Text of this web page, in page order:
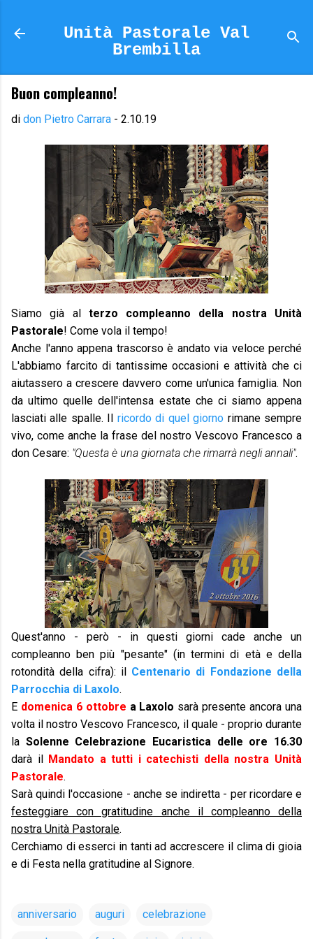
Unità Pastorale Val
Brembilla
Buon compleanno!
di don Pietro Carrara - 2.10.19
Siamo già al terzo compleanno della nostra Unità
Pastorale! Come vola il tempo!
Anche l'anno appena trascorso è andato via veloce perché
L'abbiamo farcito di tantissime occasioni e attività che ci
aiutassero a crescere davvero come un'unica famiglia. Non
da ultimo quelle dell'intensa estate che ci siamo appena
lasciati alle spalle. Il ricordo di quel giorno rimane sempre
vivo, come anche la frase del nostro Vescovo Francesco a
don Cesare: "Questa è una giornata che rimarrà negli annali".
Quest'anno - però - in questi giorni cade anche un
compleanno ben più "pesante" (in termini di età e della
rotondità della cifra): il Centenario di Fondazione della
Parrocchia di Laxolo.
E domenica 6 ottobre a Laxolo sarà presente ancora una
volta il nostro Vescovo Francesco, il quale - proprio durante
la Solenne Celebrazione Eucaristica delle ore 16.30
darà il Mandato a tutti i catechisti della nostra Unità
Pastorale.
Sarà quindi l'occasione - anche se indiretta - per ricordare e
festeggiare con gratitudine anche il compleanno della
nostra Unità Pastorale.
Cerchiamo di esserci in tanti ad accrescere il clima di gioia
e di Festa nella gratitudine al Signore.
anniversario auguri celebrazione